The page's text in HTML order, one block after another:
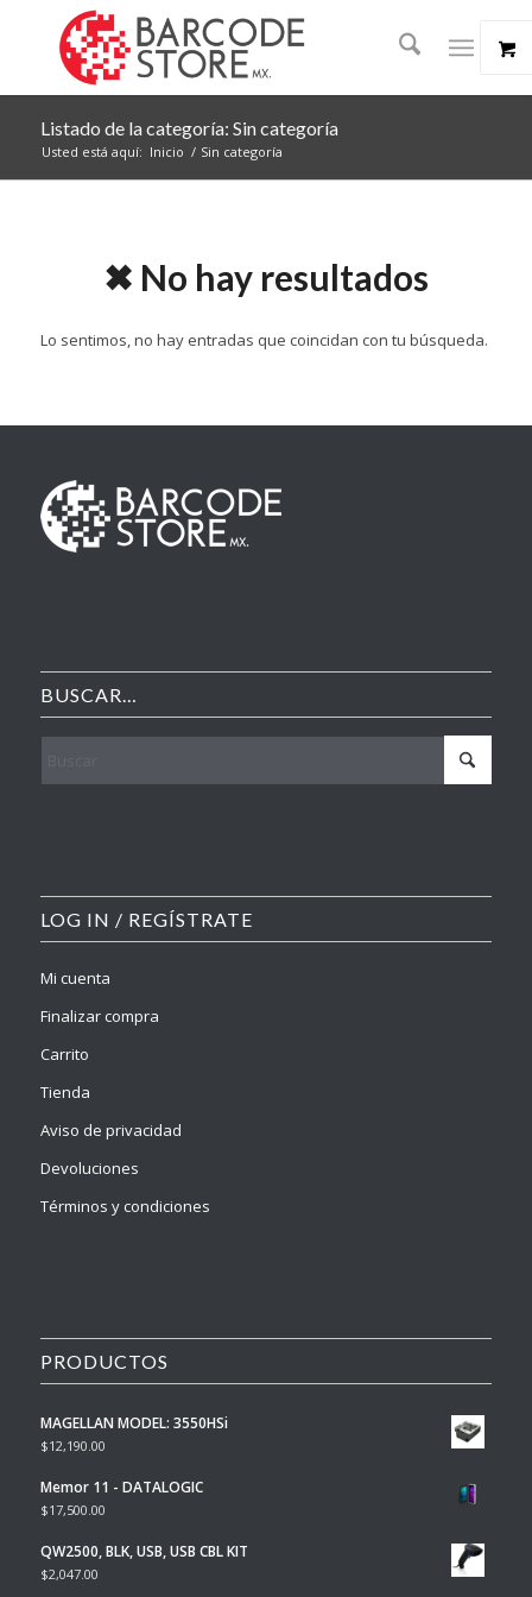
Listado de la categoría: Sin categoría
Usted está aquí: Inicio / Sin categoría
✖ No hay resultados
Lo sentimos, no hay entradas que coincidan con tu búsqueda.
BUSCAR…
LOG IN / REGÍSTRATE
Mi cuenta
Finalizar compra
Carrito
Tienda
Aviso de privacidad
Devoluciones
Términos y condiciones
PRODUCTOS
MAGELLAN MODEL: 3550HSi
$12,190.00
Memor 11 - DATALOGIC
$17,500.00
QW2500, BLK, USB, USB CBL KIT
$2,047.00